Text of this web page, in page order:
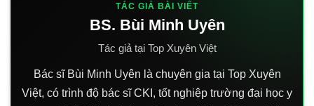
TÁC GIẢ BÀI VIẾT
BS. Bùi Minh Uyên
Tác giả tại Top Xuyên Việt
Bác sĩ Bùi Minh Uyên là chuyên gia tại Top Xuyên
Việt, có trình độ bác sĩ CKI, tốt nghiệp trường đại học y